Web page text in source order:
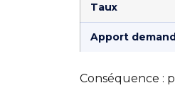
Taux
Apport
Conséquence :